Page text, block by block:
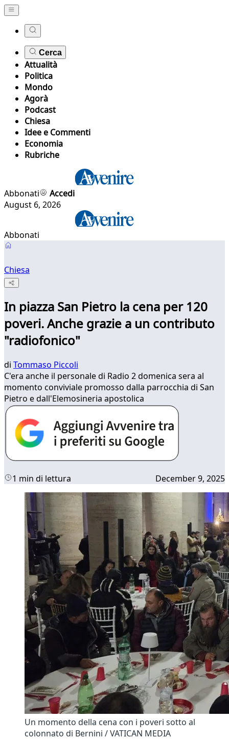
Cerca
Attualità
Politica
Mondo
Agorà
Podcast
Chiesa
Idee e Commenti
Economia
Rubriche
Abbonati
Accedi
August 6, 2026
Abbonati
Chiesa
In piazza San Pietro la cena per 120
poveri. Anche grazie a un contributo
"radiofonico"
di Tommaso Piccoli
C'era anche il personale di Radio 2 domenica sera al
momento conviviale promosso dalla parrocchia di San
Pietro e dall'Elemosineria apostolica
1 min di lettura December 9, 2025
Un momento della cena con i poveri sotto al
colonnato di Bernini / VATICAN MEDIA